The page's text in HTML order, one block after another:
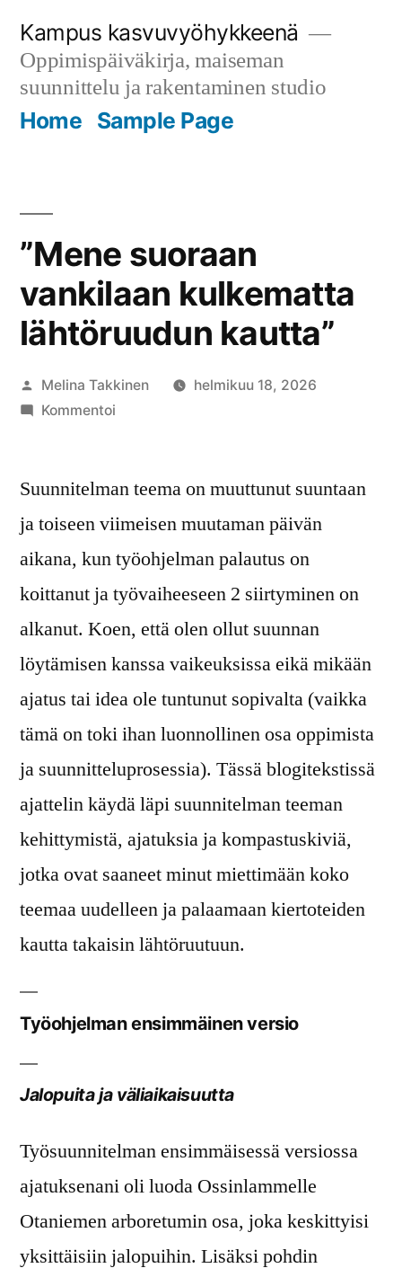
sisältöön
Kampus kasvuvyöhykkeenä
Oppimispäiväkirja, maiseman
suunnittelu ja rakentaminen studio
Home Sample Page
”Mene suoraan
vankilaan kulkematta
lähtöruudun kautta”
Artikkelin
julkaisija
Melina Takkinen
helmikuu 18, 2026
Kommentoiartikkelia
vankilaan
lähtöruudun
kautta”
Suunnitelman teema on muuttunut suuntaan
ja toiseen viimeisen muutaman päivän
aikana, kun työohjelman palautus on
koittanut ja työvaiheeseen 2 siirtyminen on
alkanut. Koen, että olen ollut suunnan
löytämisen kanssa vaikeuksissa eikä mikään
ajatus tai idea ole tuntunut sopivalta (vaikka
tämä on toki ihan luonnollinen osa oppimista
ja suunnitteluprosessia). Tässä blogitekstissä
ajattelin käydä läpi suunnitelman teeman
kehittymistä, ajatuksia ja kompastuskiviä,
jotka ovat saaneet minut miettimään koko
teemaa uudelleen ja palaamaan kiertoteiden
kautta takaisin lähtöruutuun.
Työohjelman ensimmäinen versio
Jalopuita ja väliaikaisuutta
Työsuunnitelman ensimmäisessä versiossa
ajatuksenani oli luoda Ossinlammelle
Otaniemen arboretumin osa, joka keskittyisi
yksittäisiin jalopuihin. Lisäksi pohdin